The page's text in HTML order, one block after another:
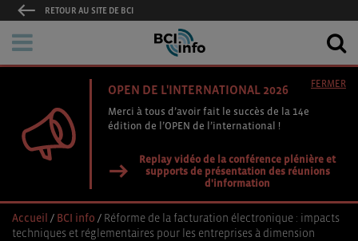
RETOUR AU SITE DE BCI
OPEN DE L'INTERNATIONAL 2026
Merci à tous d’avoir fait le succès de la 14e
édition de l’OPEN de l’international !
Replay vidéo de la conférence plénière et
supports de présentation des réunions
d'information
FERMER
Accueil / BCI info / Réforme de la facturation électronique : impacts
techniques et réglementaires pour les entreprises à dimension